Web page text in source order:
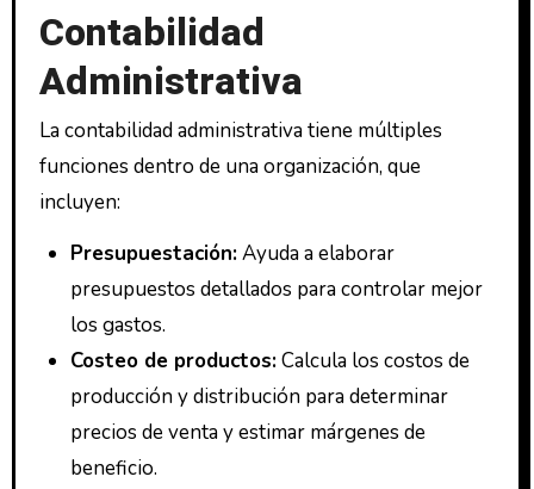
Contabilidad
Administrativa
La contabilidad administrativa tiene múltiples
funciones dentro de una organización, que
incluyen:
Presupuestación:Ayuda a elaborar
presupuestos detallados para controlar mejor
los gastos.
Costeo de productos:Calcula los costos de
producción y distribución para determinar
precios de venta y estimar márgenes de
beneficio.